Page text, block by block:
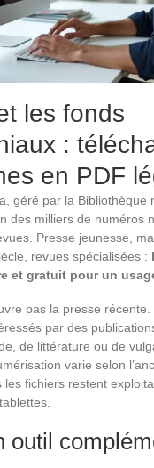
les fonds
:
en PDF
géré par la Bibliothèque
des milliers de numéros
Presse jeunesse,
revues spécialisées :
et gratuit pour un
pas la presse récente.
par des
de littérature ou de
varie selon
les fichiers restent
outil